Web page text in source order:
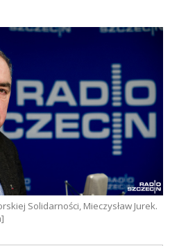
Solidarności, Mieczysław Jurek.